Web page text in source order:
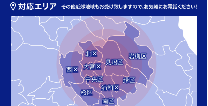
西区
北区
大宮区
中央区
桜区
見沼区
岩槻区
緑区
浦和区
南区